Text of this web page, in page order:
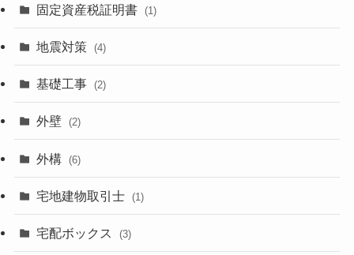
固定資産税証明書 (1)
地震対策 (4)
基礎工事 (2)
外壁 (2)
外構 (6)
宅地建物取引士 (1)
宅配ボックス (3)